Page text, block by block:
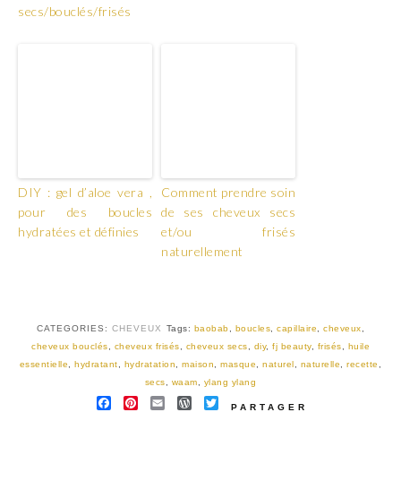
secs/bouclés/frisés
DIY : gel d’aloe vera ,
pour des boucles
hydratées et définies
Comment prendre soin
de ses cheveux secs
et/ou frisés
naturellement
CATEGORIES: CHEVEUX Tags: baobab boucles ,capillaire ,cheveux
cheveux bouclés
cheveux frisés cheveux secs diy, fj beauty, frisés
huile
essentielle
,hydratant hydratation ,maison ,masque ,naturel naturelle ,recette
secs
waam ylang ylang
FACEBOOK
PINTEREST
EMAILWORDPRESS
TWITTER
PARTAGER